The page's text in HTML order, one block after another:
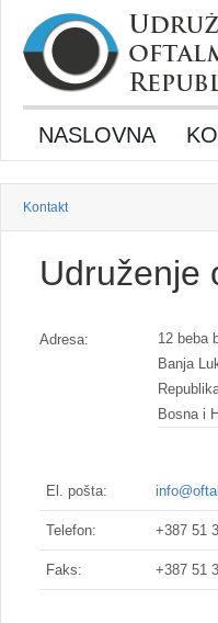
NASLOVNA
Kontakt
Udruženje
Adresa:
12 beba
Banja
Bosna i
El. pošta:
Telefon: +387 51
Faks: +387 51